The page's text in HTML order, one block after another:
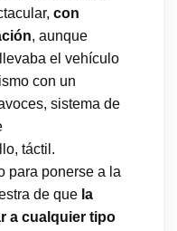
con
, aunque
el vehículo
con un
sistema de
táctil.
para ponerse a la
de que la
a cualquier tipo